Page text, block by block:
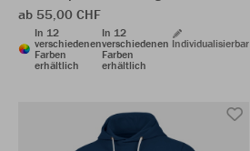
ab 55,00 CHF
In 12
verschiedenen
Farben
erhältlich
In 12
verschiedenen
Farben
erhältlich
Individualisierbar